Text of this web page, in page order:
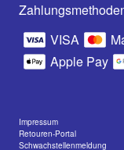
VISA
Apple Pay
Impressum
Retouren-Portal
Schwachstellenmeldung